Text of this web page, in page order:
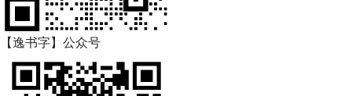
【逸书字】公众号